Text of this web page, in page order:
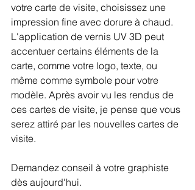
votre carte de visite, choisissez une
impression fine avec dorure à chaud.
L'application de vernis UV 3D peut
accentuer certains éléments de la
carte, comme votre logo, texte, ou
même comme symbole pour votre
modèle. Après avoir vu les rendus de
ces cartes de visite, je pense que vous
serez attiré par les nouvelles cartes de
visite.
Demandez conseil à votre graphiste
dès aujourd'hui.